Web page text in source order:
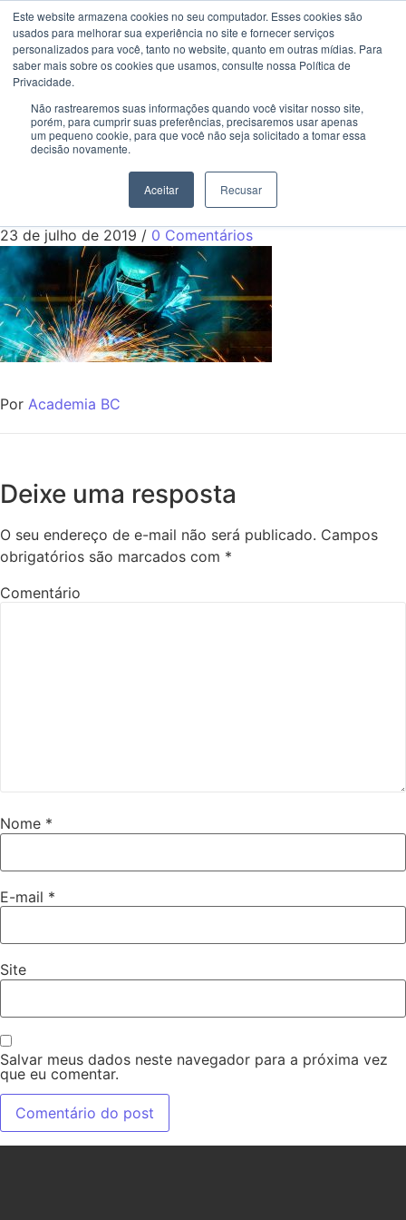
Este website armazena cookies no seu computador. Esses cookies são
usados ​​para melhorar sua experiência no site e fornecer serviços
personalizados para você, tanto no website, quanto em outras mídias. Para
saber mais sobre os cookies que usamos, consulte nossa Política de
Privacidade.
Não rastrearemos suas informações quando você visitar nosso site,
porém, para cumprir suas preferências, precisaremos usar apenas
um pequeno cookie, para que você não seja solicitado a tomar essa
decisão novamente.
Aceitar Recusar
Vagas para soldador e
mecanico com otimos
salarios e beneficios
23 de julho de 2019 / 0 Comentários
Por Academia BC
Deixe uma resposta
O seu endereço de e-mail não será publicado. Campos
obrigatórios são marcados com *
Comentário
Nome *
E-mail *
Site
Salvar meus dados neste navegador para a próxima vez
que eu comentar.